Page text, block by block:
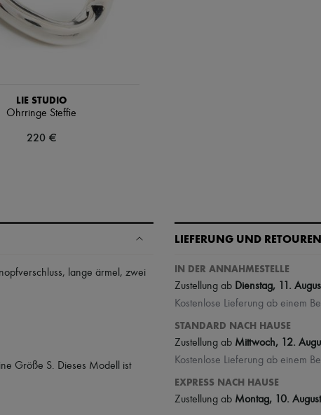
LIE STUDIO
Ohrringe Steffie
220 €
, lange ärmel , zwei
Größe S. Dieses Modell ist
LIEFERUNG UND RETOUREN
IN DER ANNAHMESTELLE
Zustellung ab Dienstag, 11.
Kostenlose Lieferung ab einem
STANDARD NACH HAUSE
Zustellung ab Mittwoch, 12.
Kostenlose Lieferung ab einem
EXPRESS NACH HAUSE
Zustellung ab Montag, 10. August